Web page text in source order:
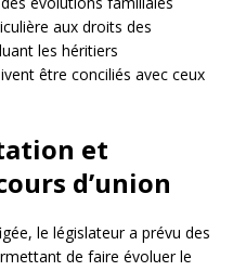
aux droits des
les héritiers
être conciliés avec ceux
et
d’union
le législateur a prévu des
de faire évoluer le